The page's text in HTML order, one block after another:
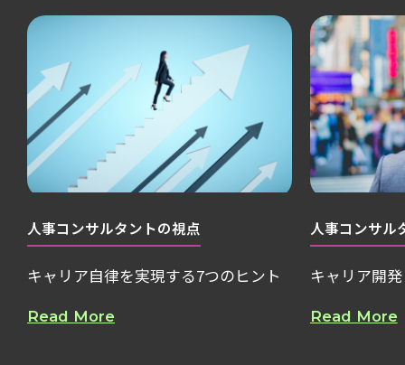
人事コンサルタントの視点
キャリア自律を実現する7つのヒント
Read More
人事コンサル
キャリア開
Read More